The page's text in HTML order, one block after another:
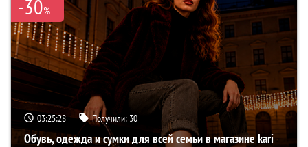
-30%
03:25:28 Получили: 30
Обувь, одежда и сумки для всей семьи в магазине kari